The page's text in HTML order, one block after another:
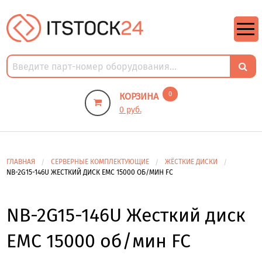
КОРЗИНА 0
0 руб.
ГЛАВНАЯ СЕРВЕРНЫЕ КОМПЛЕКТУЮЩИЕ
ЖЁСТКИЕ ДИСКИ
NB-2G15-146U ЖЕСТКИЙ ДИСК EMC 15000 ОБ/МИН FC
NB-2G15-146U Жесткий диск
EMC 15000 об/мин FC